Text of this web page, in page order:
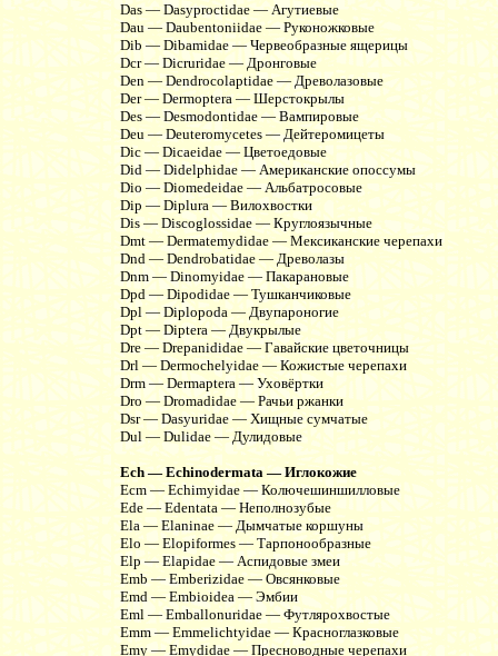
Das — Dasyproctidae — Агутиевые
Dau — Daubentoniidae — Руконожковые
Dib — Dibamidae — Червеобразные ящерицы
Dcr — Dicruridae — Дронговые
Den — Dendrocolaptidae — Древолазовые
Der — Dermoptera — Шерстокрылы
Des — Desmodontidae — Вампировые
Deu — Deuteromycetes — Дейтеромицеты
Dic — Dicaeidae — Цветоедовые
Did — Didelphidae — Американские опоссумы
Dio — Diomedeidae — Альбатросовые
Dip — Diplura — Вилохвостки
Dis — Discoglossidae — Круглоязычные
Dmt — Dermatemydidae — Мексиканские черепахи
Dnd — Dendrobatidae — Древолазы
Dnm — Dinomyidae — Пакарановые
Dpd — Dipodidae — Тушканчиковые
Dpl — Diplopoda — Двупароногие
Dpt — Diptera — Двукрылые
Dre — Drepanididae — Гавайские цветочницы
Drl — Dermochelyidae — Кожистые черепахи
Drm — Dermaptera — Уховёртки
Dro — Dromadidae — Рачьи ржанки
Dsr — Dasyuridae — Хищные сумчатые
Dul — Dulidae — Дулидовые
Ech — Echinodermata — Иглокожие
Ecm — Echimyidae — Колючешиншилловые
Ede — Edentata — Неполнозубые
Ela — Elaninae — Дымчатые коршуны
Elo — Elopiformes — Тарпонообразные
Elp — Elapidae — Аспидовые змеи
Emb — Emberizidae — Овсянковые
Emd — Embioidea — Эмбии
Eml — Emballonuridae — Футлярохвостые
Emm — Emmelichtyidae — Красноглазковые
Emy — Emydidae — Пресноводные черепахи